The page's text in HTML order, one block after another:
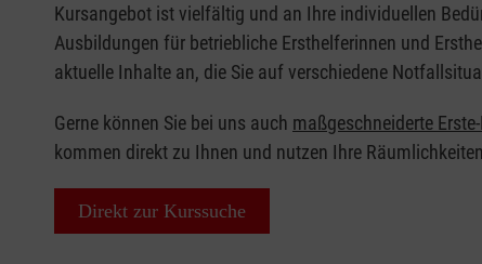
Kursangebot ist vielfältig und an Ihre individuellen
Ausbildungen für betriebliche Ersthelferinnen und
aktuelle Inhalte an, die Sie auf verschiedene
Gerne können Sie bei uns auch maßgeschneiderte
kommen direkt zu Ihnen und nutzen Ihre
Direkt zur Kurssuche